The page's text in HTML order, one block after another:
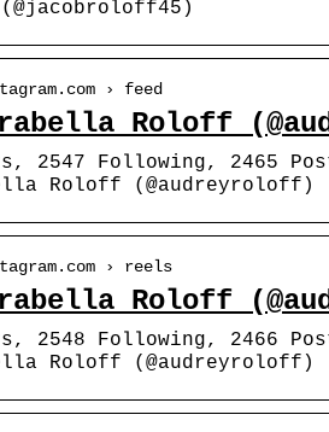
› feed
Roloff
2547 Following, 2465
Roloff (@audreyroloff)
› reels
Roloff
2548 Following, 2466
Roloff (@audreyroloff)